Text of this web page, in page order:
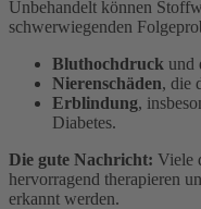
Unbehandelt können
schwerwiegenden
Bluthochdruck und
Nierenschäden, die
Erblindung,
Diabetes.
Die gute Nachricht: Viele
hervorragend therapieren
erkannt werden.